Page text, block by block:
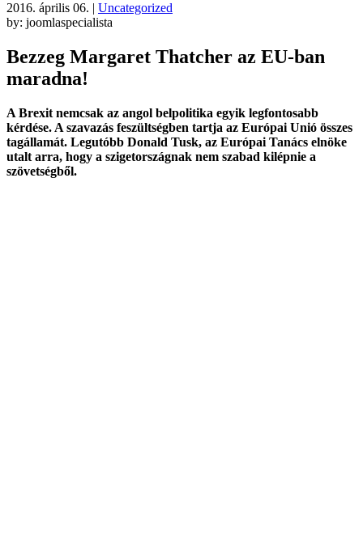
2016. április 06. | Uncategorized
by: joomlaspecialista
Bezzeg Margaret Thatcher az EU-ban
maradna!
A Brexit nemcsak az angol belpolitika egyik legfontosabb
kérdése. A szavazás feszültségben tartja az Európai Unió összes
tagállamát. Legutóbb Donald Tusk, az Európai Tanács elnöke
utalt arra, hogy a szigetországnak nem szabad kilépnie a
szövetségből.